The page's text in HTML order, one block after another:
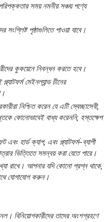
সময় নমনীয় সঞ্চয় পণ্যে
সংশ্লিষ্ট পৃষ্ঠাগুলিতে পাওয়া যাবে।
কুকয়েনে নিবন্ধন করতে হবে।
মেইনল্যান্ড চীনের
নিশ্চিত করেন যে এটি স্বেচ্ছাসেবী,
কোনোভাবেই বাধ্য করেননি, হস্তক্ষেপ
এবং হার্ড ক্যাপ, এবং প্ল্যাটফর্ম-ব্যাপী
ভিত্তিতে সমন্বয় করা যেতে পারে।
রাখে। আপনার যদি কোনো প্রশ্ন থাকে,
যোগাযোগ করুন।
বিনিয়োগকারীদের তাদের অংশগ্রহণে